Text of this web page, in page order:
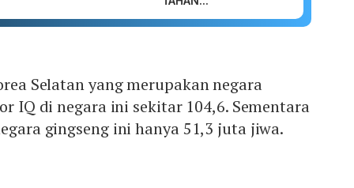
Selatan yang merupakan negara
IQ di negara ini sekitar 104,6. Sementara
gingseng ini hanya 51,3 juta jiwa.